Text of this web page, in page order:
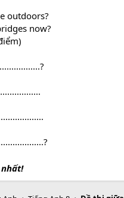
outdoors?
now?
nhất!